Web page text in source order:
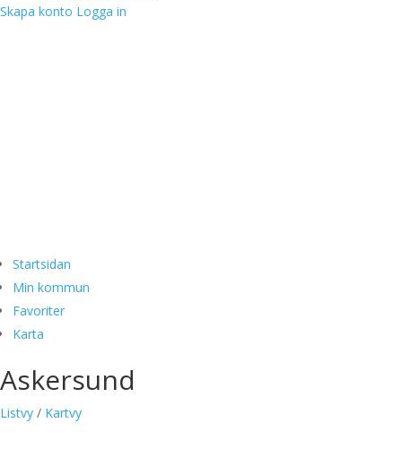
Skapa konto Logga in
Startsidan
Min kommun
Favoriter
Karta
Askersund
Listvy / Kartvy